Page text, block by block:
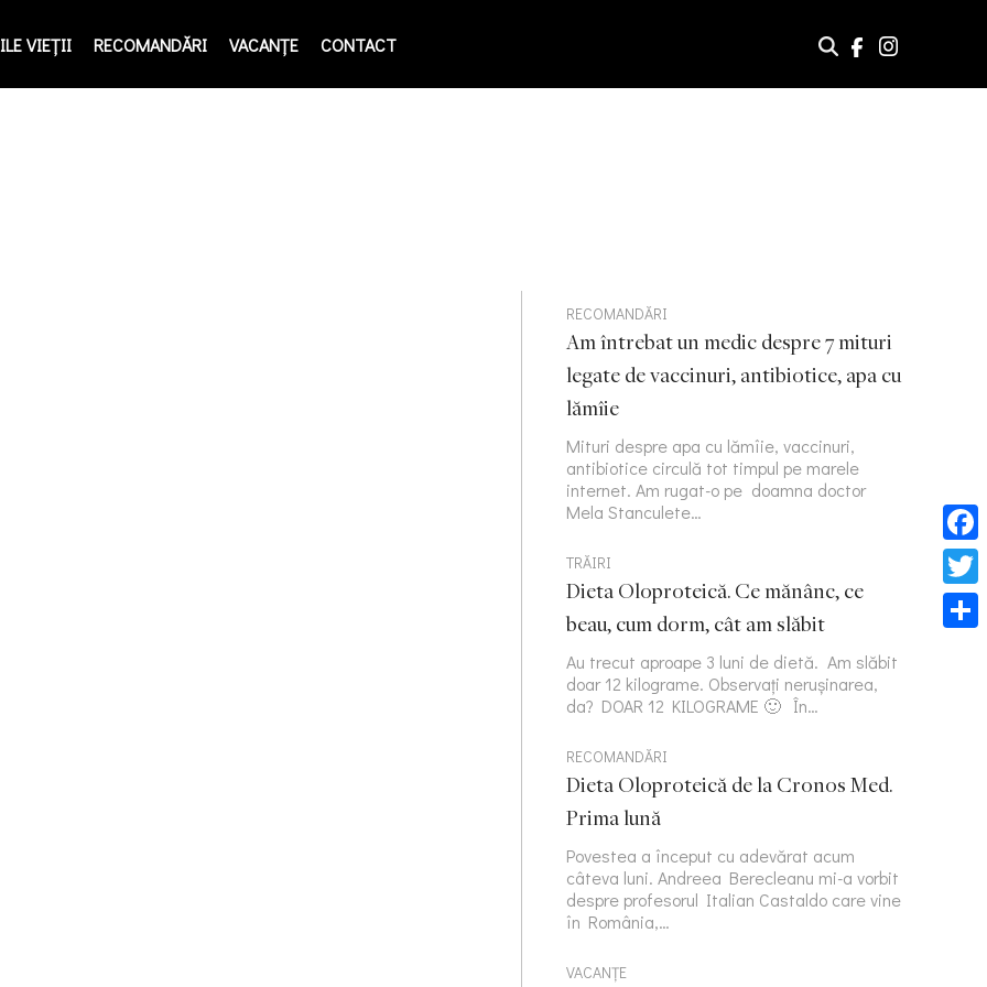
VIEŢII RECOMANDĂRI VACANȚE CONTACT
RECOMANDĂRI
Am întrebat un medic despre 7 mituri
legate de vaccinuri, antibiotice, apa cu
lămîie
Mituri despre apa cu lămîie, vaccinuri,
antibiotice circulă tot timpul pe marele
internet. Am rugat-o pe doamna doctor
Mela Stanculete…
TRĂIRI
Dieta Oloproteică. Ce mănânc, ce
beau, cum dorm, cât am slăbit
Au trecut aproape 3 luni de dietă. Am slăbit
doar 12 kilograme. Observați nerușinarea,
da? DOAR 12 KILOGRAME 🙂 În…
RECOMANDĂRI
Dieta Oloproteică de la Cronos Med.
Prima lună
Povestea a început cu adevărat acum
câteva luni. Andreea Berecleanu mi-a vorbit
despre profesorul Italian Castaldo care vine
în România,…
VACANȚE